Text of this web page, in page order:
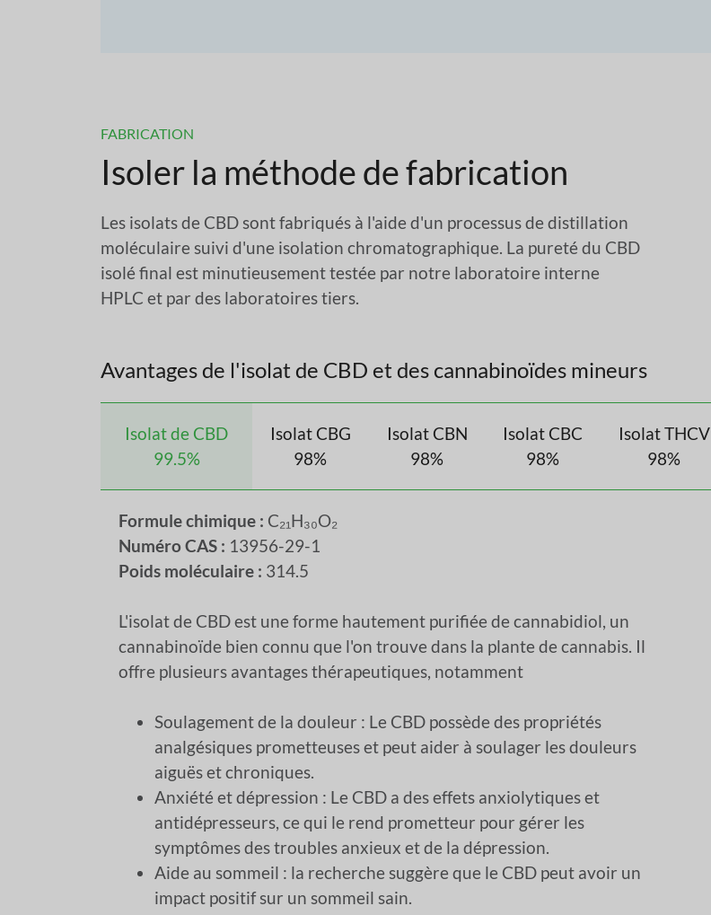
FABRICATION
Isoler la méthode de fabrication
Les isolats de CBD sont fabriqués à l'aide d'un processus de distillation
moléculaire suivi d'une isolation chromatographique. La pureté du CBD
isolé final est minutieusement testée par notre laboratoire interne
HPLC et par des laboratoires tiers.
Avantages de l'isolat de CBD et des cannabinoïdes mineurs
Isolat de CBD
99.5%
Isolat CBG
98%
Isolat CBN
98%
Isolat CBC
98%
Isolat THCV
98%
Formule chimique : C₂₁H₃₀O₂
Numéro CAS : 13956-29-1
Poids moléculaire : 314.5
L'isolat de CBD est une forme hautement purifiée de cannabidiol, un
cannabinoïde bien connu que l'on trouve dans la plante de cannabis. Il
offre plusieurs avantages thérapeutiques, notamment
Soulagement de la douleur : Le CBD possède des propriétés
analgésiques prometteuses et peut aider à soulager les douleurs
aiguës et chroniques.
Anxiété et dépression : Le CBD a des effets anxiolytiques et
antidépresseurs, ce qui le rend prometteur pour gérer les
symptômes des troubles anxieux et de la dépression.
Aide au sommeil : la recherche suggère que le CBD peut avoir un
impact positif sur un sommeil sain.